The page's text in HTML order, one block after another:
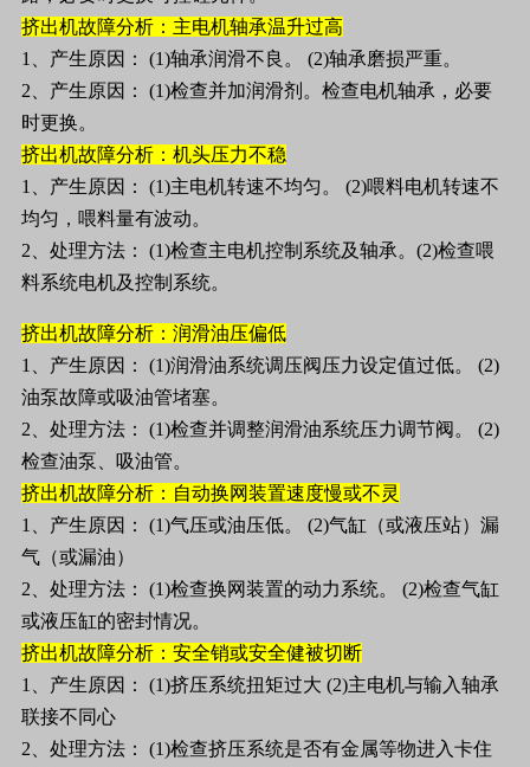
挤出机故障分析：主电机轴承温升过高
1、产生原因： (1)轴承润滑不良。 (2)轴承磨损严重。
2、产生原因： (1)检查并加润滑剂。检查电机轴承，必要
时更换。
挤出机故障分析：机头压力不稳
1、产生原因： (1)主电机转速不均匀。 (2)喂料电机转速不
均匀，喂料量有波动。
2、处理方法： (1)检查主电机控制系统及轴承。(2)检查喂
料系统电机及控制系统。
挤出机故障分析：润滑油压偏低
1、产生原因： (1)润滑油系统调压阀压力设定值过低。 (2)
油泵故障或吸油管堵塞。
2、处理方法： (1)检查并调整润滑油系统压力调节阀。 (2)
检查油泵、吸油管。
挤出机故障分析：自动换网装置速度慢或不灵
1、产生原因： (1)气压或油压低。 (2)气缸（或液压站）漏
气（或漏油）
2、处理方法： (1)检查换网装置的动力系统。 (2)检查气缸
或液压缸的密封情况。
挤出机故障分析：安全销或安全健被切断
1、产生原因： (1)挤压系统扭矩过大 (2)主电机与输入轴承
联接不同心
2、处理方法： (1)检查挤压系统是否有金属等物进入卡住